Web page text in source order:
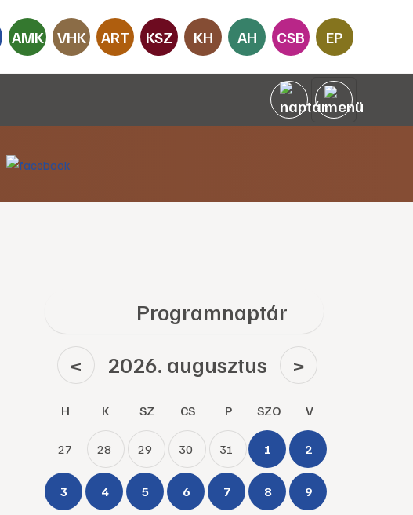
AMK VHK ART KSZ KH AH CSB EP
Programnaptár
< 2026. augusztus >
H K SZ CS P SZO V
27 28 29 30 31 1 2
3 4 5 6 7 8 9